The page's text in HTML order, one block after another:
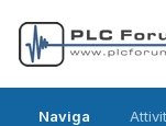
Naviga